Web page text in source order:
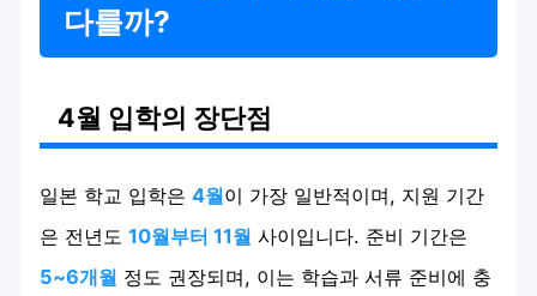
다를까?
4월 입학의 장단점
일본 학교 입학은4월이 가장 일반적이며, 지원 기간
은 전년도10월부터 11월 사이입니다. 준비 기간은
5~6개월 정도 권장되며, 이는 학습과 서류 준비에 충